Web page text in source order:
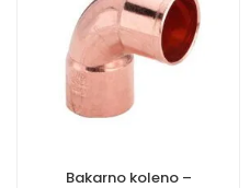
Bakarno koleno –